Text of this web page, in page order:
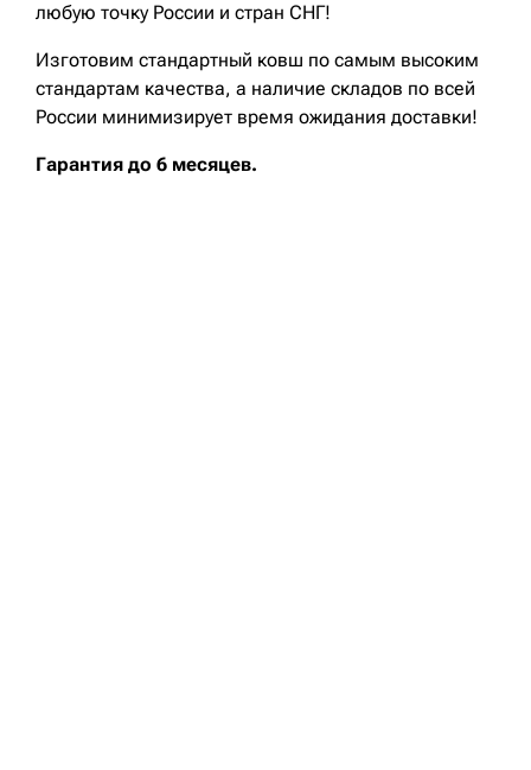
любую точку России и стран СНГ!
Изготовим стандартный ковш по самым высоким
стандартам качества, а наличие складов по всей
России минимизирует время ожидания доставки!
Гарантия до 6 месяцев.